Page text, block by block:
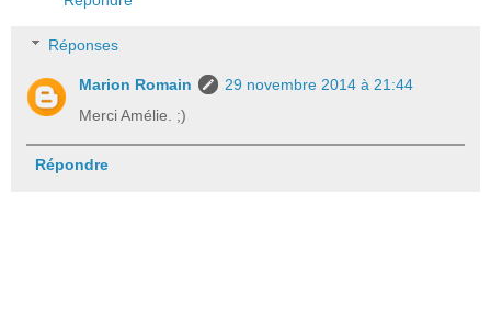
Réponses
Marion Romain
29 novembre 2014 à 21:44
Merci Amélie. ;)
Répondre